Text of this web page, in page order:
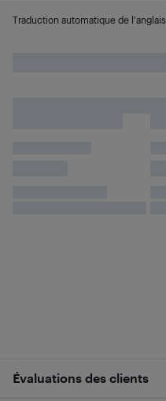
Traduction automatique de l'anglais.
Évaluations des clients